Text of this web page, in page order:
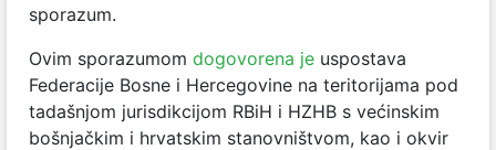
sporazum.
Ovim sporazumom dogovorena je uspostava
Federacije Bosne i Hercegovine na teritorijama pod
tadašnjom jurisdikcijom RBiH i HZHB s većinskim
bošnjačkim i hrvatskim stanovništvom, kao i okvir